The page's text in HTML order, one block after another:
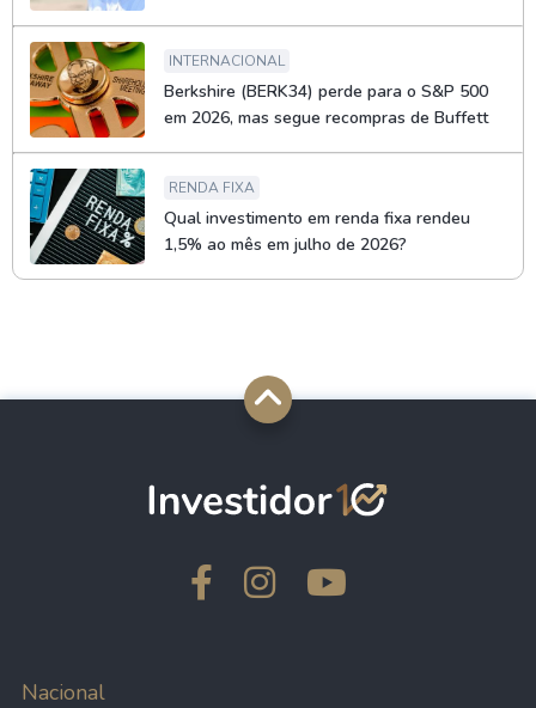
INTERNACIONAL
Berkshire (BERK34) perde para o S&P 500
em 2026, mas segue recompras de Buffett
RENDA FIXA
Qual investimento em renda fixa rendeu
1,5% ao mês em julho de 2026?
Nacional